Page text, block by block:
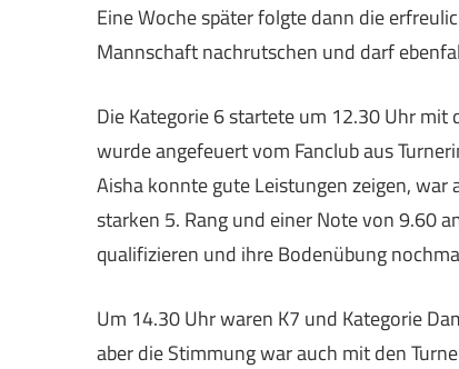
Eine Woche später folgte dann die
Mannschaft nachrutschen und darf
Die Kategorie 6 startete um 12.30 Uhr mit
wurde angefeuert vom Fanclub aus
Aisha konnte gute Leistungen zeigen,
starken 5. Rang und einer Note von 9.60
qualifizieren und ihre Bodenübung
Um 14.30 Uhr waren K7 und Kategorie
aber die Stimmung war auch mit den